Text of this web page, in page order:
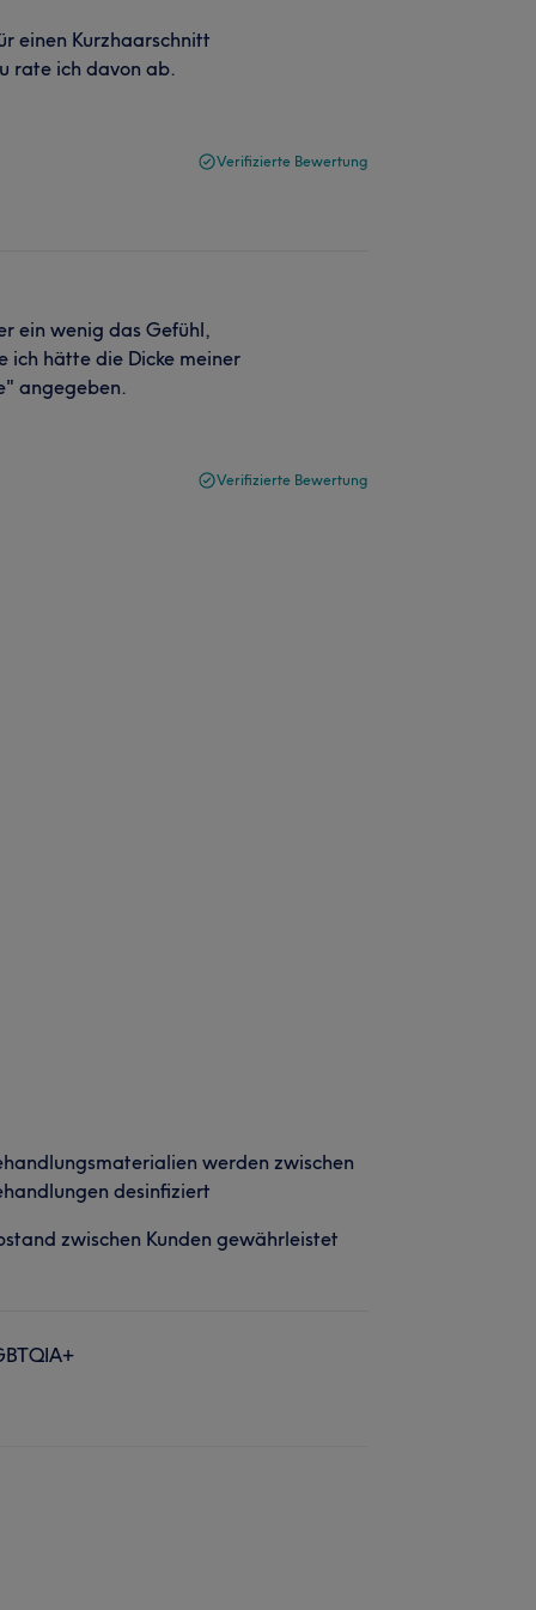
einen Kurzhaarschnitt
rate ich davon ab.
Verifizierte Bewertung
ein wenig das Gefühl,
ich hätte die Dicke meiner
angegeben.
Verifizierte Bewertung
werden zwischen
desinfiziert
zwischen Kunden gewährleistet